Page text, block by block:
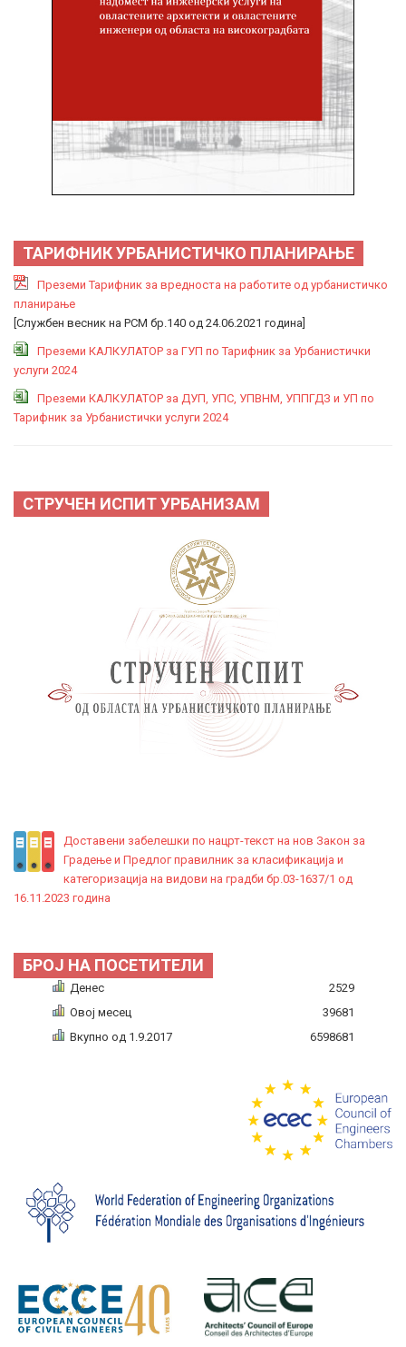
ТАРИФНИК УРБАНИСТИЧКО ПЛАНИРАЊЕ
Преземи Тарифник за вредноста на работите од урбанистичко
планирање
[Службен весник на РСМ бр.140 од 24.06.2021 година]
Преземи КАЛКУЛАТОР за ГУП по Тарифник за Урбанистички
услуги 2024
Преземи КАЛКУЛАТОР за ДУП, УПС, УПВНМ, УППГДЗ и УП по
Тарифник за Урбанистички услуги 2024
СТРУЧЕН ИСПИТ УРБАНИЗАМ
Доставени забелешки по нацрт-текст на нов Закон за
Градење и Предлог правилник за класификација и
категоризација на видови на градби бр.03-1637/1 од
16.11.2023 година
БРОЈ НА ПОСЕТИТЕЛИ
Денес
2529
Овој месец
39681
Вкупно од 1.9.2017
6598681